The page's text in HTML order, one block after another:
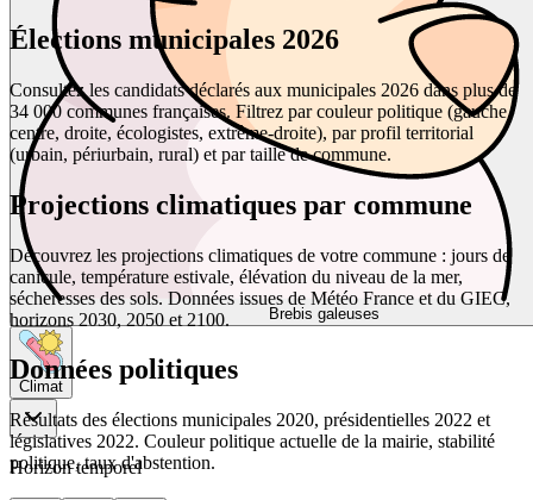
Brebis galeuses
Climat
Horizon temporel
Élections municipales 2026
Consultez les candidats déclarés aux municipales 2026 dans plus de
34 000 communes françaises. Filtrez par couleur politique (gauche,
centre, droite, écologistes, extrême-droite), par profil territorial
(urbain, périurbain, rural) et par taille de commune.
Projections climatiques par commune
Découvrez les projections climatiques de votre commune : jours de
canicule, température estivale, élévation du niveau de la mer,
sécheresses des sols. Données issues de Météo France et du GIEC,
horizons 2030, 2050 et 2100.
Données politiques
Résultats des élections municipales 2020, présidentielles 2022 et
législatives 2022. Couleur politique actuelle de la mairie, stabilité
politique, taux d'abstention.